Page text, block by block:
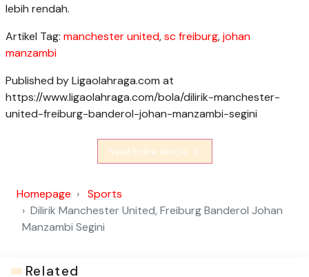
lebih rendah.
Artikel Tag: manchester united,sc freiburg,johan
manzambi
Published by Ligaolahraga.com at
https://www.ligaolahraga.com/bola/dilirik-manchester-
united-freiburg-banderol-johan-manzambi-segini
Read Entire Article
Homepage
Sports
Dilirik Manchester United, Freiburg Banderol Johan
Manzambi Segini
Related